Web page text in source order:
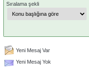
Sıralama şekli
Yeni Mesaj Var
Yeni Mesaj Yok